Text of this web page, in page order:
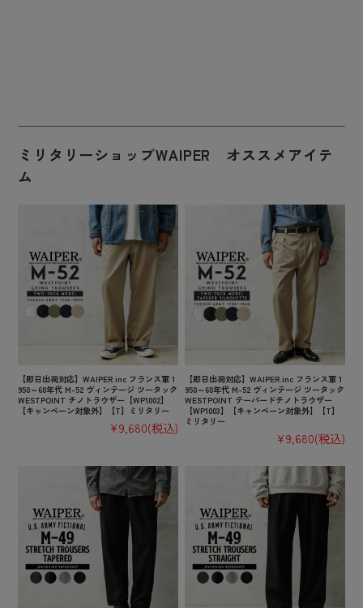
ミリタリーショップWAIPER オススメアイテ
ム
【即日出荷対応】WAIPER.inc フランス軍 1
950～60年代 M-52 ヴィンテージ ツータック
WESTPOINT チノトラウザー【WP1002】
【キャンペーン対象外】【T】ミリタリー
¥9,680(税込)
【即日出荷対応】WAIPER.inc フランス軍 1
950～60年代 M-52 ヴィンテージ ツータック
WESTPOINT テーパードチノトラウザー
【WP1003】【キャンペーン対象外】【T】
ミリタリー
¥9,680(税込)